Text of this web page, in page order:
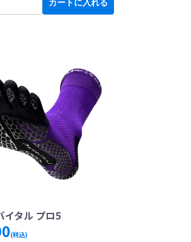
カートに入れる
イタル プロ5
(税込)